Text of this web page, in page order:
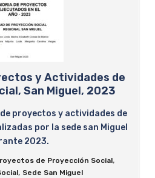
y Actividades de
San Miguel, 2023
proyectos y actividades de
por la sede san Miguel
2023.
de Proyección Social,
, Sede San Miguel